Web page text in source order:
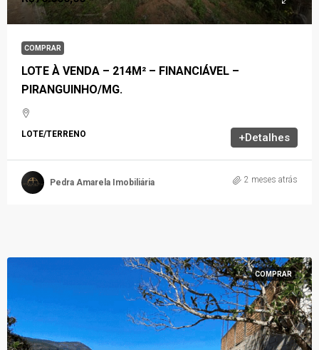
COMPRAR
LOTE À VENDA – 214M² – FINANCIÁVEL –
PIRANGUINHO/MG.
LOTE/TERRENO +Detalhes
Pedra Amarela Imobiliária 2 meses atrás
COMPRAR